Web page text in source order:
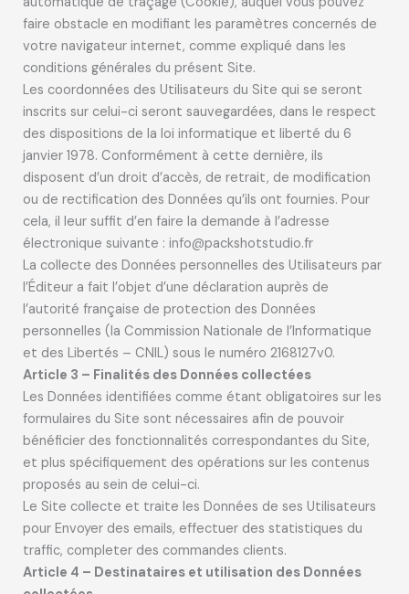
faire obstacle en modifiant les paramètres concernés de
votre navigateur internet, comme expliqué dans les
conditions générales du présent Site.
Les coordonnées des Utilisateurs du Site qui se seront
inscrits sur celui-ci seront sauvegardées, dans le respect
des dispositions de la loi informatique et liberté du 6
janvier 1978. Conformément à cette dernière, ils
disposent d’un droit d’accès, de retrait, de modification
ou de rectification des Données qu’ils ont fournies. Pour
cela, il leur suffit d’en faire la demande à l’adresse
électronique suivante : info@packshotstudio.fr
La collecte des Données personnelles des Utilisateurs par
l’Éditeur a fait l’objet d’une déclaration auprès de
l’autorité française de protection des Données
personnelles (la Commission Nationale de l’Informatique
et des Libertés – CNIL) sous le numéro 2168127v0.
Article 3 – Finalités des Données collectées
Les Données identifiées comme étant obligatoires sur les
formulaires du Site sont nécessaires afin de pouvoir
bénéficier des fonctionnalités correspondantes du Site,
et plus spécifiquement des opérations sur les contenus
proposés au sein de celui-ci.
Le Site collecte et traite les Données de ses Utilisateurs
pour Envoyer des emails, effectuer des statistiques du
traffic, completer des commandes clients.
Article 4 – Destinataires et utilisation des Données